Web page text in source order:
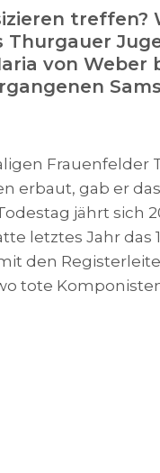
treffen?
von
Frauenfelder
gab er
jährt sich
letztes Jahr das
den
tote